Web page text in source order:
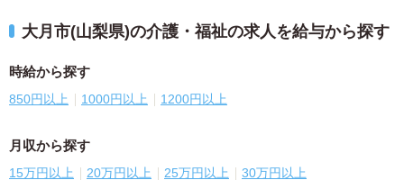
大月市(山梨県)の介護・福祉の求人を給与から探す
時給から探す
850円以上 1000円以上 1200円以上
月収から探す
15万円以上 20万円以上 25万円以上 30万円以上